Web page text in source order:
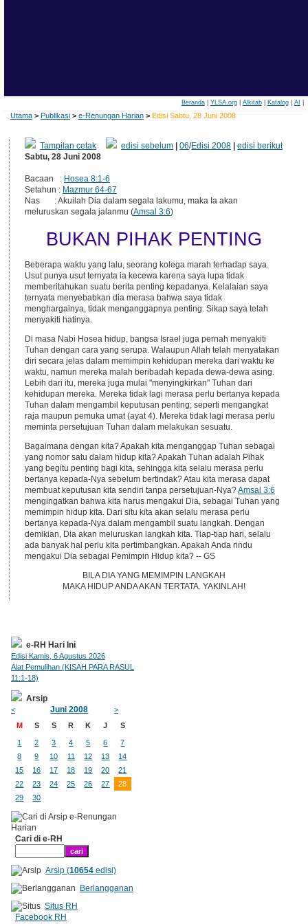
Beranda| YLSA.org| Alkitab| Katalog| AI
Utama > Publikasi > e-Renungan Harian > Edisi Sabtu, 28 Juni 2008
Tampilan cetak edisi sebelum |06/Edisi 2008 |edisi berikut
Sabtu, 28 Juni 2008
Bacaan : Hosea 8:1-6
Setahun : Mazmur 64-67
Nas : Akuilah Dia dalam segala lakumu, maka Ia akan
meluruskan segala jalanmu (Amsal 3:6)
BUKAN PIHAK PENTING
Beberapa waktu yang lalu, seorang kolega marah terhadap saya.
Usut punya usut ternyata ia kecewa karena saya lupa tidak
memberitahukan suatu berita penting kepadanya. Kelalaian saya
ternyata menyebabkan dia merasa bahwa saya tidak
menghargainya, tidak menganggapnya penting. Sikap saya telah
menyakiti hatinya.
Di masa Nabi Hosea hidup, bangsa Israel juga pernah menyakiti
Tuhan dengan cara yang serupa. Walaupun Allah telah menyatakan
diri secara jelas dalam memimpin kehidupan mereka dari waktu ke
waktu, namun mereka malah beribadah kepada dewa-dewa asing.
Lebih dari itu, mereka juga mulai "menyingkirkan" Tuhan dari
kehidupan mereka. Mereka tidak lagi merasa perlu bertanya kepada
Tuhan dalam mengambil keputusan penting; seperti mengangkat
raja maupun pemuka umat (ayat 4). Mereka tidak lagi merasa perlu
meminta persetujuan Tuhan dalam melakukan sesuatu.
Bagaimana dengan kita? Apakah kita menganggap Tuhan sebagai
yang nomor satu dalam hidup kita? Apakah Tuhan adalah Pihak
yang begitu penting bagi kita, sehingga kita selalu merasa perlu
bertanya kepada-Nya sebelum bertindak? Atau kita merasa dapat
membuat keputusan kita sendiri tanpa persetujuan-Nya?Amsal 3:6
mengingatkan bahwa kita harus mengakui Dia, sebagai Tuhan yang
memimpin hidup kita. Dari situ kita akan selalu merasa perlu
bertanya kepada-Nya dalam mengambil suatu langkah. Dengan
demikian, Dia akan meluruskan langkah kita. Tiap-tiap hari, selalu
ada banyak hal perlu kita pertimbangkan. Apakah Anda rindu
mengakui Dia sebagai Pemimpin Hidup kita? -- GS
BILA DIA YANG MEMIMPIN LANGKAH
MAKA HIDUP ANDA AKAN TERTATA. YAKINLAH!
e-RH Hari Ini
Edisi Kamis, 6 Agustus 2026
Alat Pemulihan (KISAH PARA RASUL
11:1-18)
Arsip
< Juni 2008
>
M
S S R K J S
1 2 3 4 5 6
7
8
9 10 11 12 13
14
15
16 17 18 19 20
21
22
23 24 25 26 27
28
29
30
Cari di e-RH
Arsip (10654edisi)
Berlangganan
Situs RH
Facebook RH